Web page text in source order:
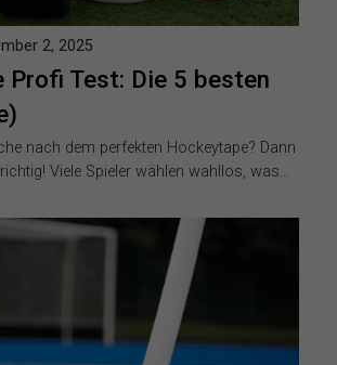
Profi Test: Die 5 besten
2, 2025
nach dem perfekten Hockeytape? Dann
Viele Spieler wählen wahllos, was…